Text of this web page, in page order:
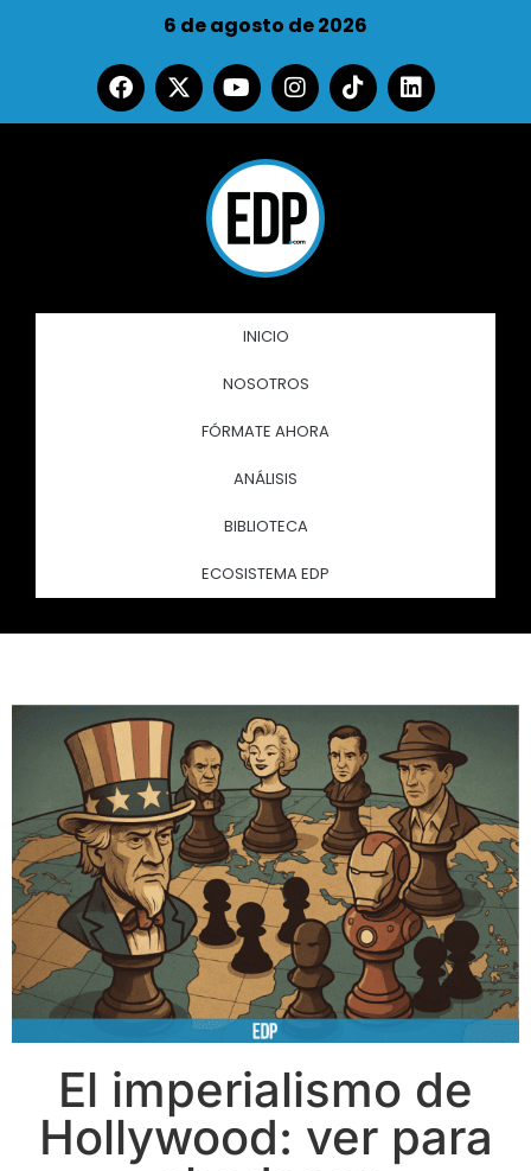
6 de agosto de 2026
INICIO
NOSOTROS
FÓRMATE AHORA
ANÁLISIS
BIBLIOTECA
ECOSISTEMA EDP
El imperialismo de
Hollywood: ver para